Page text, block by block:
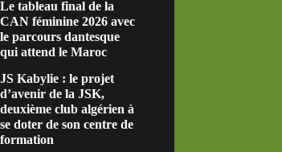
Le tableau final de la
CAN féminine 2026 avec
le parcours dantesque
qui attend le Maroc
JS Kabylie : le projet
d’avenir de la JSK,
deuxième club algérien à
se doter de son centre de
formation